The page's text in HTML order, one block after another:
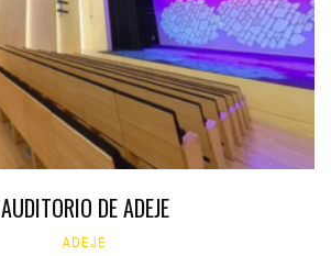
AUDITORIO DE ADEJE
ADEJE